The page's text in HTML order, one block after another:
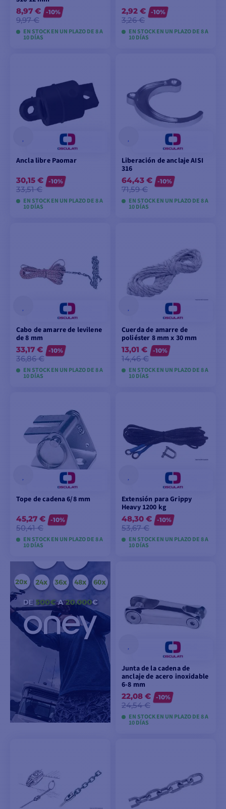
8,97 €
9,97 €
-10%
EN STOCK EN UN PLAZO DE 8 A
10 DÍAS
2,92 €
3,26 €
-10%
EN STOCK EN UN PLAZO DE 8 A
10 DÍAS
Ancla libre Paomar
30,15 €
33,51 €
-10%
EN STOCK EN UN PLAZO DE 8 A
10 DÍAS
Liberación de anclaje AISI
316
64,43 €
71,59 €
-10%
EN STOCK EN UN PLAZO DE 8 A
10 DÍAS
Cabo de amarre de levilene
de 8 mm
33,17 €
36,86 €
-10%
EN STOCK EN UN PLAZO DE 8 A
10 DÍAS
Cuerda de amarre de
poliéster 8 mm x 30 mm
13,01 €
14,46 €
-10%
EN STOCK EN UN PLAZO DE 8 A
10 DÍAS
Tope de cadena 6/8 mm
45,27 €
50,41 €
-10%
EN STOCK EN UN PLAZO DE 8 A
10 DÍAS
VER MODELOS
Extensión para Grippy
Heavy 1200 kg
48,30 €
53,67 €
-10%
EN STOCK EN UN PLAZO DE 8 A
10 DÍAS
Junta de la cadena de
anclaje de acero inoxidable
6-8 mm
22,08 €
24,54 €
-10%
EN STOCK EN UN PLAZO DE 8 A
10 DÍAS